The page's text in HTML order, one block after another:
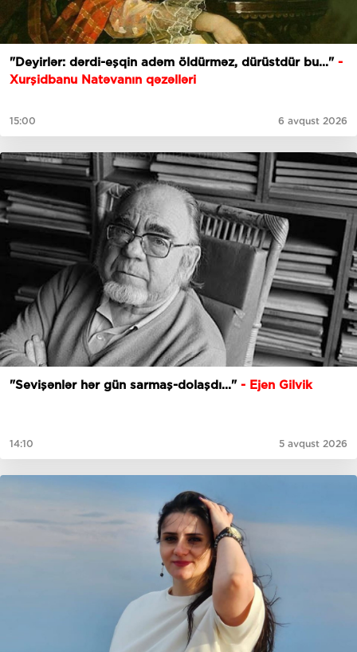
"Deyirlər: dərdi-eşqin adəm öldürməz, dürüstdür bu..." -
Xurşidbanu Natəvanın qəzəlləri
15:00 6 avqust 2026
"Sevişənlər hər gün sarmaş-dolaşdı..." - Ejen Gilvik
14:10 5 avqust 2026